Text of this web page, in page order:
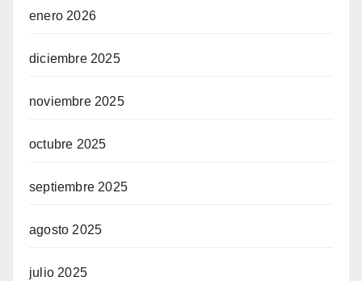
enero 2026
diciembre 2025
noviembre 2025
octubre 2025
septiembre 2025
agosto 2025
julio 2025